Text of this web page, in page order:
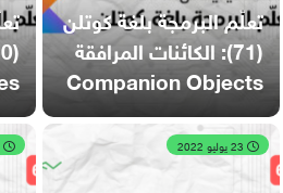
تعلّم البرمجة بلغة كوتلن
(71): الكائنات المرافقة
Companion Objects